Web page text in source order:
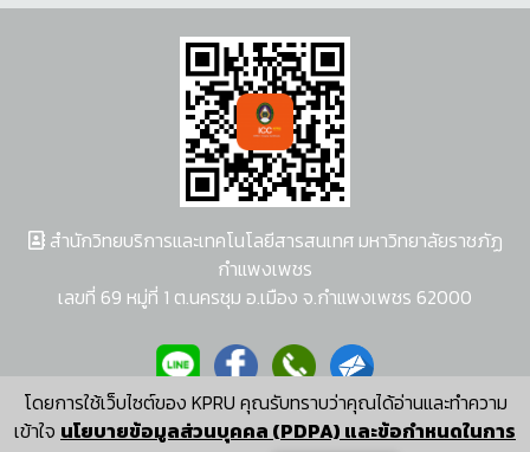
โดยการใช้เว็บไซต์ของ KPRU คุณรับทราบว่าคุณได้อ่านและทำความ
เข้าใจ นโยบายข้อมูลส่วนบุคคล (PDPA) และข้อกำหนดในการ
สำนักวิทยบริการและเทคโนโลยีสารสนเทศ มหาวิทยาลัยราชภัฏ
กำแพงเพชร
เลขที่ 69 หมู่ที่ 1 ต.นครชุม อ.เมือง จ.กำแพงเพชร 62000
ผู้พัฒนาระบบ อนุชา พวงผกา